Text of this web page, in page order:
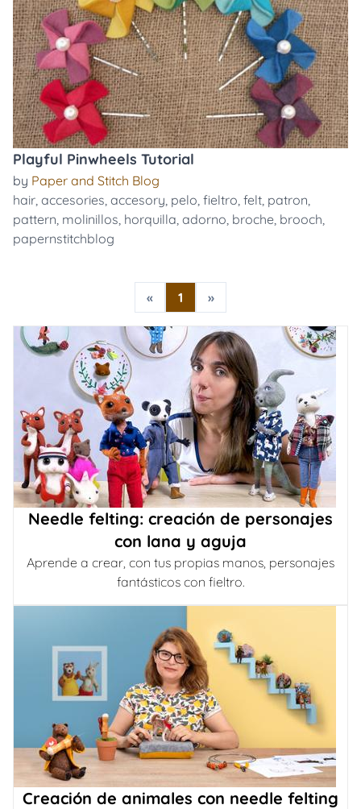
Playful Pinwheels Tutorial
by Paper and Stitch Blog
hair, accesories, accesory, pelo, fieltro, felt, patron,
pattern, molinillos, horquilla, adorno, broche, brooch,
papernstitchblog
« 1 »
Needle felting: creación de personajes
con lana y aguja
Aprende a crear, con tus propias manos, personajes
fantásticos con fieltro.
Creación de animales con needle felting